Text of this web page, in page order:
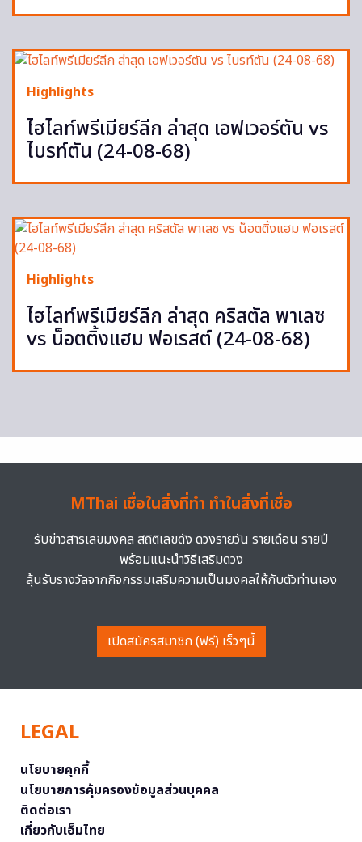
Highlights
ไฮไลท์พรีเมียร์ลีก ล่าสุด เอฟเวอร์ตัน vs
ไบรท์ตัน (24-08-68)
Highlights
ไฮไลท์พรีเมียร์ลีก ล่าสุด คริสตัล พาเลซ
vs น็อตติ้งแฮม ฟอเรสต์ (24-08-68)
MThai เชื่อในสิ่งที่ทำ ทำในสิ่งที่เชื่อ
รับข่าวสารเลขมงคล สถิติเลขดัง ดวงรายวัน รายเดือน รายปี
พร้อมแนะนำวิธีเสริมดวง
ลุ้นรับรางวัลจากกิจกรรมเสริมความเป็นมงคลให้กับตัวท่านเอง
เปิดสมัครสมาชิก (ฟรี) เร็วๆนี้
LEGAL
นโยบายคุกกี้
นโยบายการคุ้มครองข้อมูลส่วนบุคคล
ติดต่อเรา
เกี่ยวกับเอ็มไทย